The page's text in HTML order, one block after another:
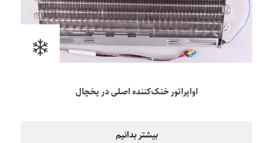
اواپراتور خنک‌کننده اصلی در یخچال
بیشتر بدانیم